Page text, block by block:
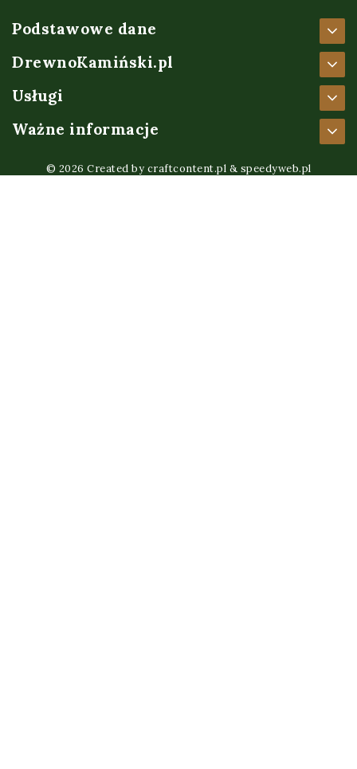
Podstawowe dane
DrewnoKamiński.pl
Usługi
Ważne informacje
© 2026 Created by craftcontent.pl & speedyweb.pl